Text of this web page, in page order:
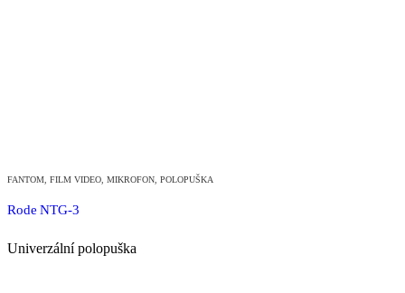
FANTOM, FILM VIDEO, MIKROFON, POLOPUŠKA
Rode NTG-3
Univerzální polopuška